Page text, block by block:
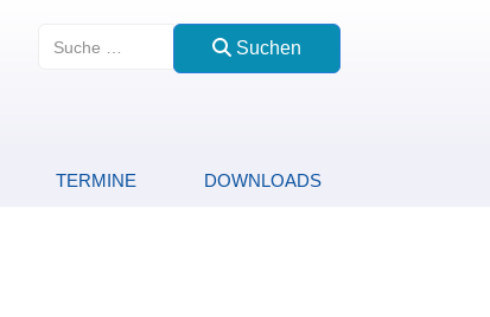
Suchen
Suchen
TERMINE DOWNLOADS